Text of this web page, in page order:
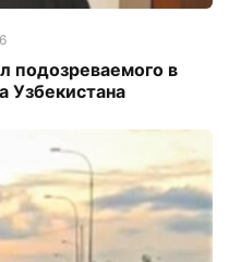
подозреваемого в
Узбекистана